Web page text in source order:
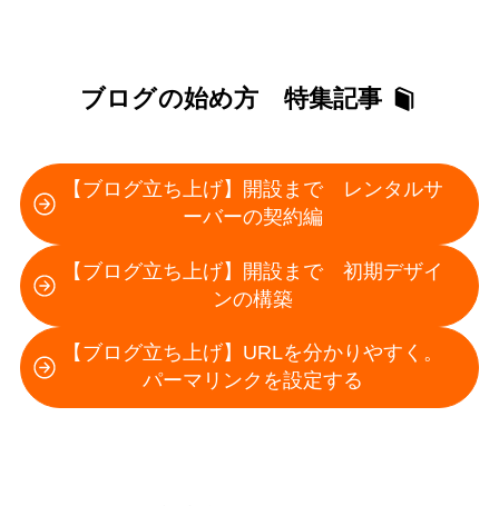
ブログの始め方 特集記事
【ブログ立ち上げ】開設まで レンタルサ
ーバーの契約編
【ブログ立ち上げ】開設まで 初期デザイ
ンの構築
【ブログ立ち上げ】URLを分かりやすく。
パーマリンクを設定する